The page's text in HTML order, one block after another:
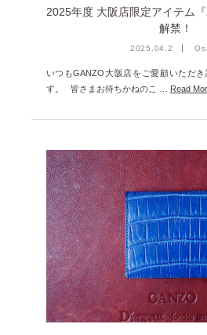
2025年度 大阪店限定アイテム
解禁！
2025.04.2
いつもGANZO大阪店をご愛顧いただ
す。 皆さまお待ちかねのこ …
Read